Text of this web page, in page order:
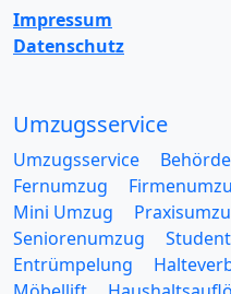
Impressum
Datenschutz
Umzugsservice
Umzugsservice
Fernumzug
Mini Umzug
Seniorenumzug
Entrümpelung